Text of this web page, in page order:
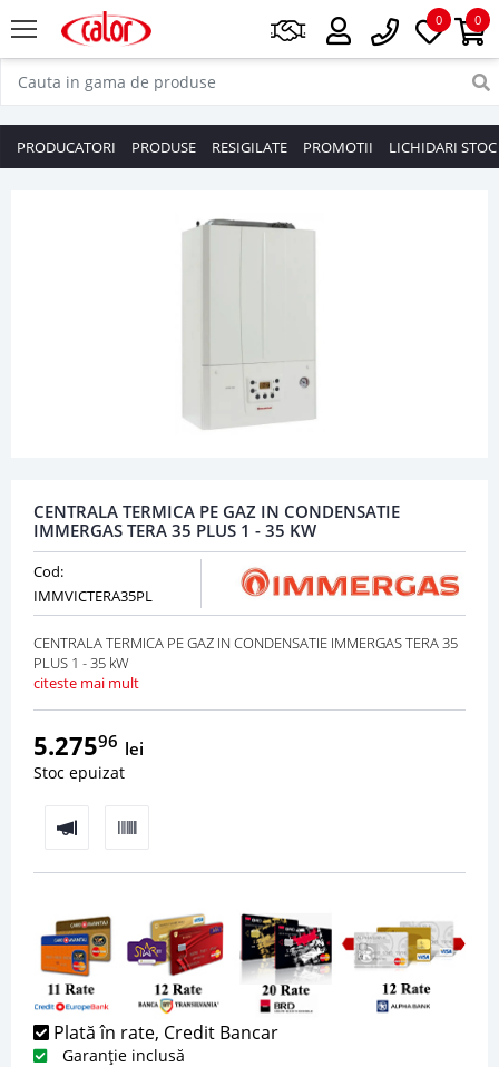
0
0
PRODUCATORI PRODUSE RESIGILATE PROMOTII LICHIDARI STOC
CENTRALA TERMICA PE GAZ IN CONDENSATIE
IMMERGAS TERA 35 PLUS 1 - 35 KW
Cod:
IMMVICTERA35PL
CENTRALA TERMICA PE GAZ IN CONDENSATIE IMMERGAS TERA 35
PLUS 1 - 35 kW
citeste mai mult
5.27596 lei
Stoc epuizat
Plată în rate, Credit Bancar
Garanție inclusă